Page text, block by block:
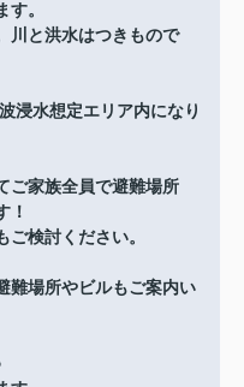
。
川と洪水はつきもので
浸水想定エリア内になり
ご家族全員で避難場所
！
ご検討ください。
難場所やビルもご案内い